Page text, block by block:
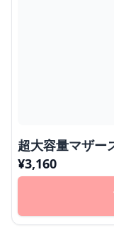
超大容量マザー
¥3,160